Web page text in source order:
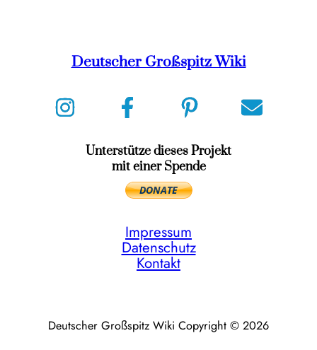
Deutscher Großspitz Wiki
Unterstütze dieses Projekt
mit einer Spende
Impressum
Datenschutz
Kontakt
Deutscher Großspitz Wiki Copyright © 2026